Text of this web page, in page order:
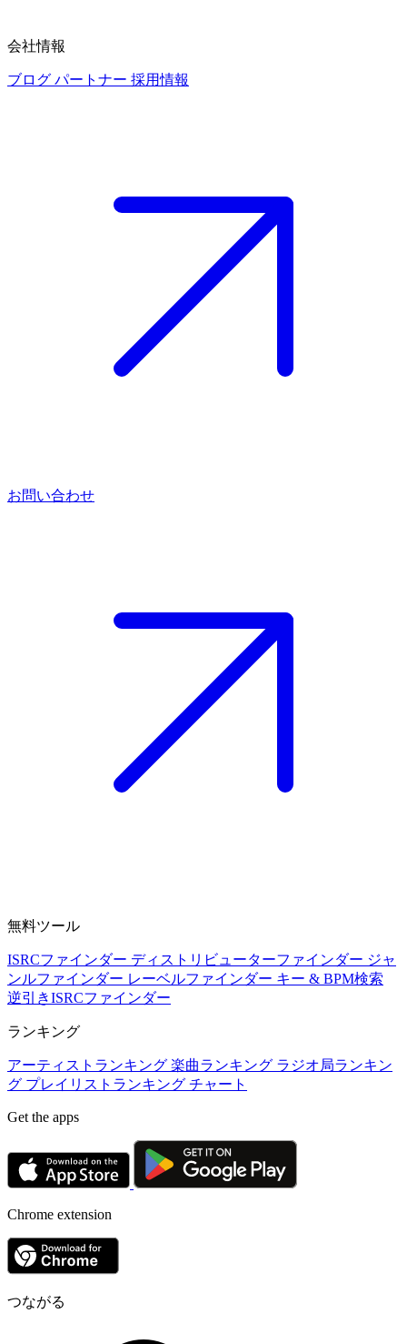
会社情報
ブログ パートナー 採用情報
お問い合わせ
無料ツール
ISRCファインダー ディストリビューターファインダー ジャ
ンルファインダー レーベルファインダー キー & BPM検索
逆引きISRCファインダー
ランキング
アーティストランキング 楽曲ランキング ラジオ局ランキン
グ プレイリストランキング チャート
Get the apps
Chrome extension
つながる